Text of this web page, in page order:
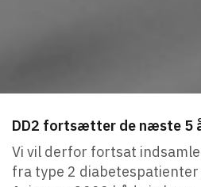
DD2 fortsætter de næste 5
Vi vil derfor fortsat
fra type 2